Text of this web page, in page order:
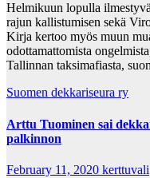
Helmikuun lopulla
rajun kallistumisen sekä
Kirja kertoo myös muun
odottamattomista
Tallinnan taksimafiasta,
Suomen dekkariseura ry
Arttu Tuominen sai
palkinnon
February 11, 2020 kerttuvali